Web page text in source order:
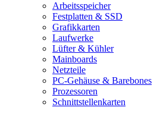
Arbeitsspeicher
Festplatten & SSD
Grafikkarten
Laufwerke
Lüfter & Kühler
Mainboards
Netzteile
PC-Gehäuse & Barebones
Prozessoren
Schnittstellenkarten